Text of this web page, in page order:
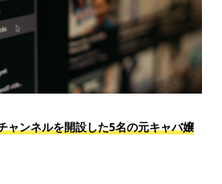
ンネルを開設した5名の元キャバ嬢